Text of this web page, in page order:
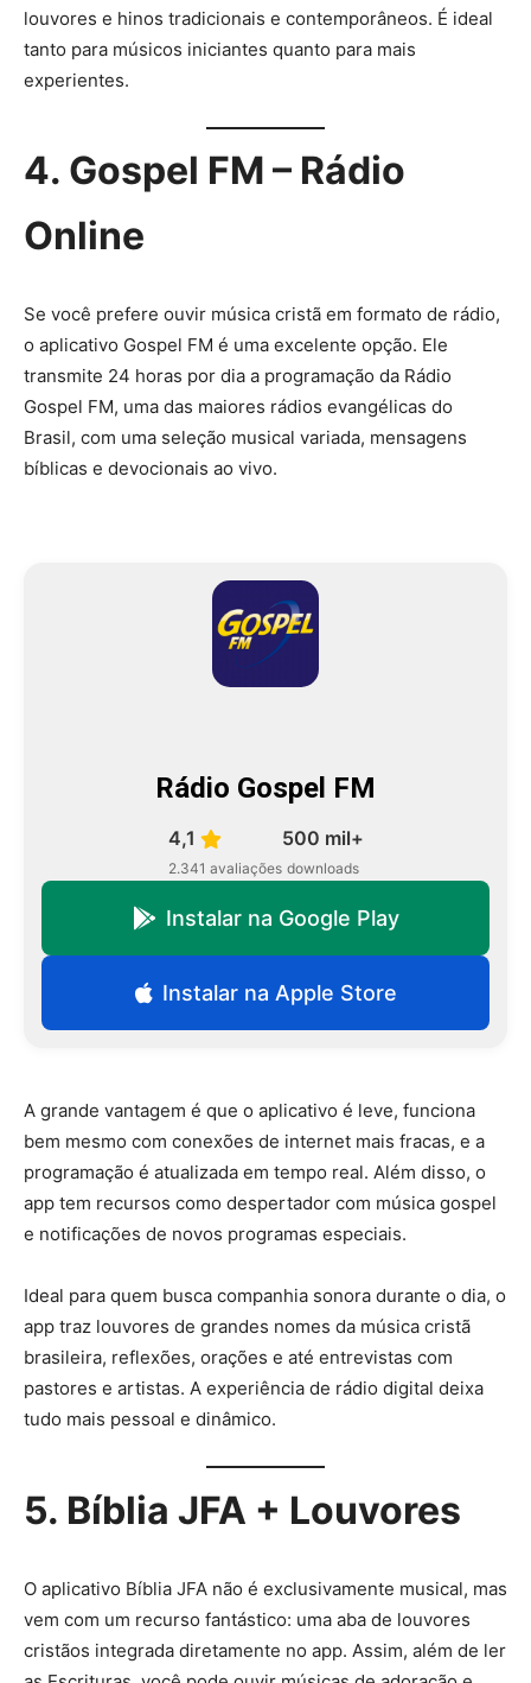
louvores e hinos tradicionais e contemporâneos. É ideal
tanto para músicos iniciantes quanto para mais
experientes.
4. Gospel FM – Rádio
Online
Se você prefere ouvir música cristã em formato de rádio,
o aplicativo Gospel FM é uma excelente opção. Ele
transmite 24 horas por dia a programação da Rádio
Gospel FM, uma das maiores rádios evangélicas do
Brasil, com uma seleção musical variada, mensagens
bíblicas e devocionais ao vivo.
Rádio Gospel FM
4,1
2.341 avaliações
500 mil+
downloads
Instalar na Google Play
Instalar na Apple Store
A grande vantagem é que o aplicativo é leve, funciona
bem mesmo com conexões de internet mais fracas, e a
programação é atualizada em tempo real. Além disso, o
app tem recursos como despertador com música gospel
e notificações de novos programas especiais.
Ideal para quem busca companhia sonora durante o dia, o
app traz louvores de grandes nomes da música cristã
brasileira, reflexões, orações e até entrevistas com
pastores e artistas. A experiência de rádio digital deixa
tudo mais pessoal e dinâmico.
5. Bíblia JFA + Louvores
O aplicativo Bíblia JFA não é exclusivamente musical, mas
vem com um recurso fantástico: uma aba de louvores
cristãos integrada diretamente no app. Assim, além de ler